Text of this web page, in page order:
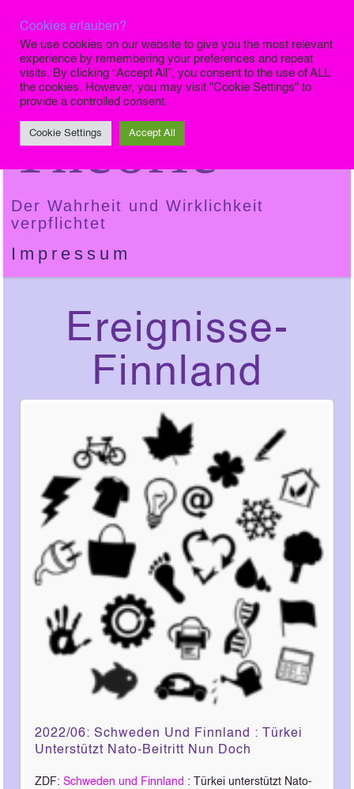
Die Finale
Theorie
Der Wahrheit und Wirklichkeit
verpflichtet
Impressum
Ereignisse-
Finnland
2022/06: Schweden Und Finnland : Türkei
Unterstützt Nato-Beitritt Nun Doch
ZDF:Schweden und Finnland : Türkei unterstützt Nato-
Cookies erlauben?
We use cookies on our website to give you the most relevant
experience by remembering your preferences and repeat
visits. By clicking “Accept All”, you consent to the use of ALL
the cookies. However, you may visit "Cookie Settings" to
provide a controlled consent.
Cookie Settings Accept All